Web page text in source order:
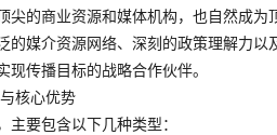
尖的商业资源和媒体机构，也自然成为
的媒介资源网络、深刻的政策理解力以
传播目标的战略合作伙伴。
核心优势
要包含以下几种类型：